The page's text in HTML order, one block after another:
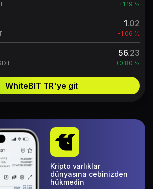
+1.19 %
1.02
-1.06 %
56.23
+0.80 %
WhiteBIT TR'ye git
Kripto varlıklar
dünyasına cebinizden
hükmedin